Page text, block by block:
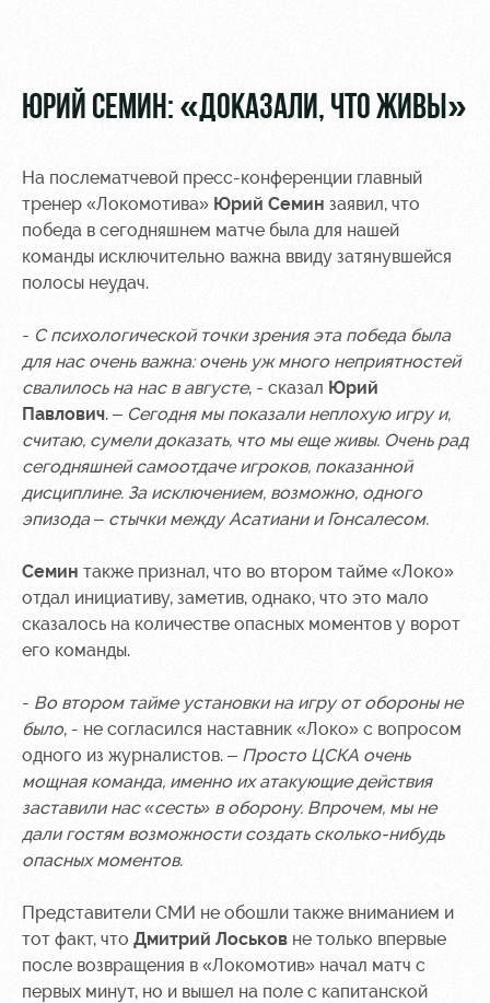
МГН
РЖД
Арена
мероприятий
Аренда
полей
Аренда
площадей
Ледовый
Занятия
спортом
Локо
Старт
Академия
Как
поступить
Руководство
Контакты
Информация
Банковская
карта
«Локомотив»
Заставки
Парковка
Карта
Программа
лояльности
болельщиков
МГН
ЮРИЙ СЕМИН: «ДОКАЗАЛИ, ЧТО ЖИВЫ»
На послематчевой пресс-конференции главный
тренер «Локомотива» Юрий Семин заявил, что
победа в сегодняшнем матче была для нашей
команды исключительно важна ввиду затянувшейся
полосы неудач.
- С психологической точки зрения эта победа была
для нас очень важна: очень уж много неприятностей
свалилось на нас в августе, - сказал Юрий
Павлович. – Сегодня мы показали неплохую игру и,
считаю, сумели доказать, что мы еще живы. Очень рад
сегодняшней самоотдаче игроков, показанной
дисциплине. За исключением, возможно, одного
эпизода – стычки между Асатиани и Гонсалесом.
Семин также признал, что во втором тайме «Локо»
отдал инициативу, заметив, однако, что это мало
сказалось на количестве опасных моментов у ворот
его команды.
- Во втором тайме установки на игру от обороны не
было, - не согласился наставник «Локо» с вопросом
одного из журналистов. – Просто ЦСКА очень
мощная команда, именно их атакующие действия
заставили нас «сесть» в оборону. Впрочем, мы не
дали гостям возможности создать сколько-нибудь
опасных моментов.
Представители СМИ не обошли также вниманием и
тот факт, что Дмитрий Лоськов не только впервые
после возвращения в «Локомотив» начал матч с
первых минут, но и вышел на поле с капитанской